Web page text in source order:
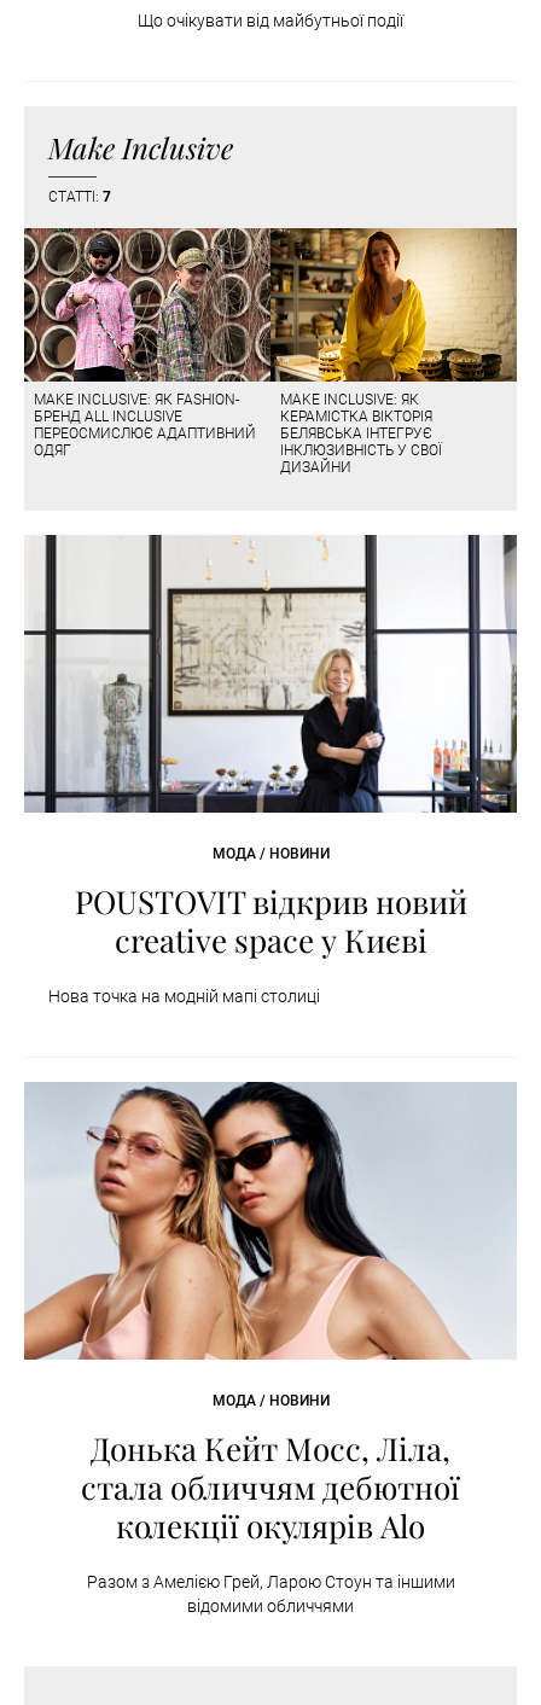
Що очікувати від майбутньої події
Make Inclusive
СТАТТІ: 7
MAKE INCLUSIVE: ЯК FASHION-
БРЕНД ALL INCLUSIVE
ПЕРЕОСМИСЛЮЄ АДАПТИВНИЙ
ОДЯГ
MAKE INCLUSIVE: ЯК
КЕРАМІСТКА ВІКТОРІЯ
БЕЛЯВСЬКА ІНТЕГРУЄ
ІНКЛЮЗИВНІСТЬ У СВОЇ
ДИЗАЙНИ
МОДА / НОВИНИ
POUSTOVIT відкрив новий
creative space у Києві
Нова точка на модній мапі столиці
МОДА / НОВИНИ
Донька Кейт Мосс, Ліла,
стала обличчям дебютної
колекції окулярів Alo
Разом з Амелією Грей, Ларою Стоун та іншими
відомими обличчями